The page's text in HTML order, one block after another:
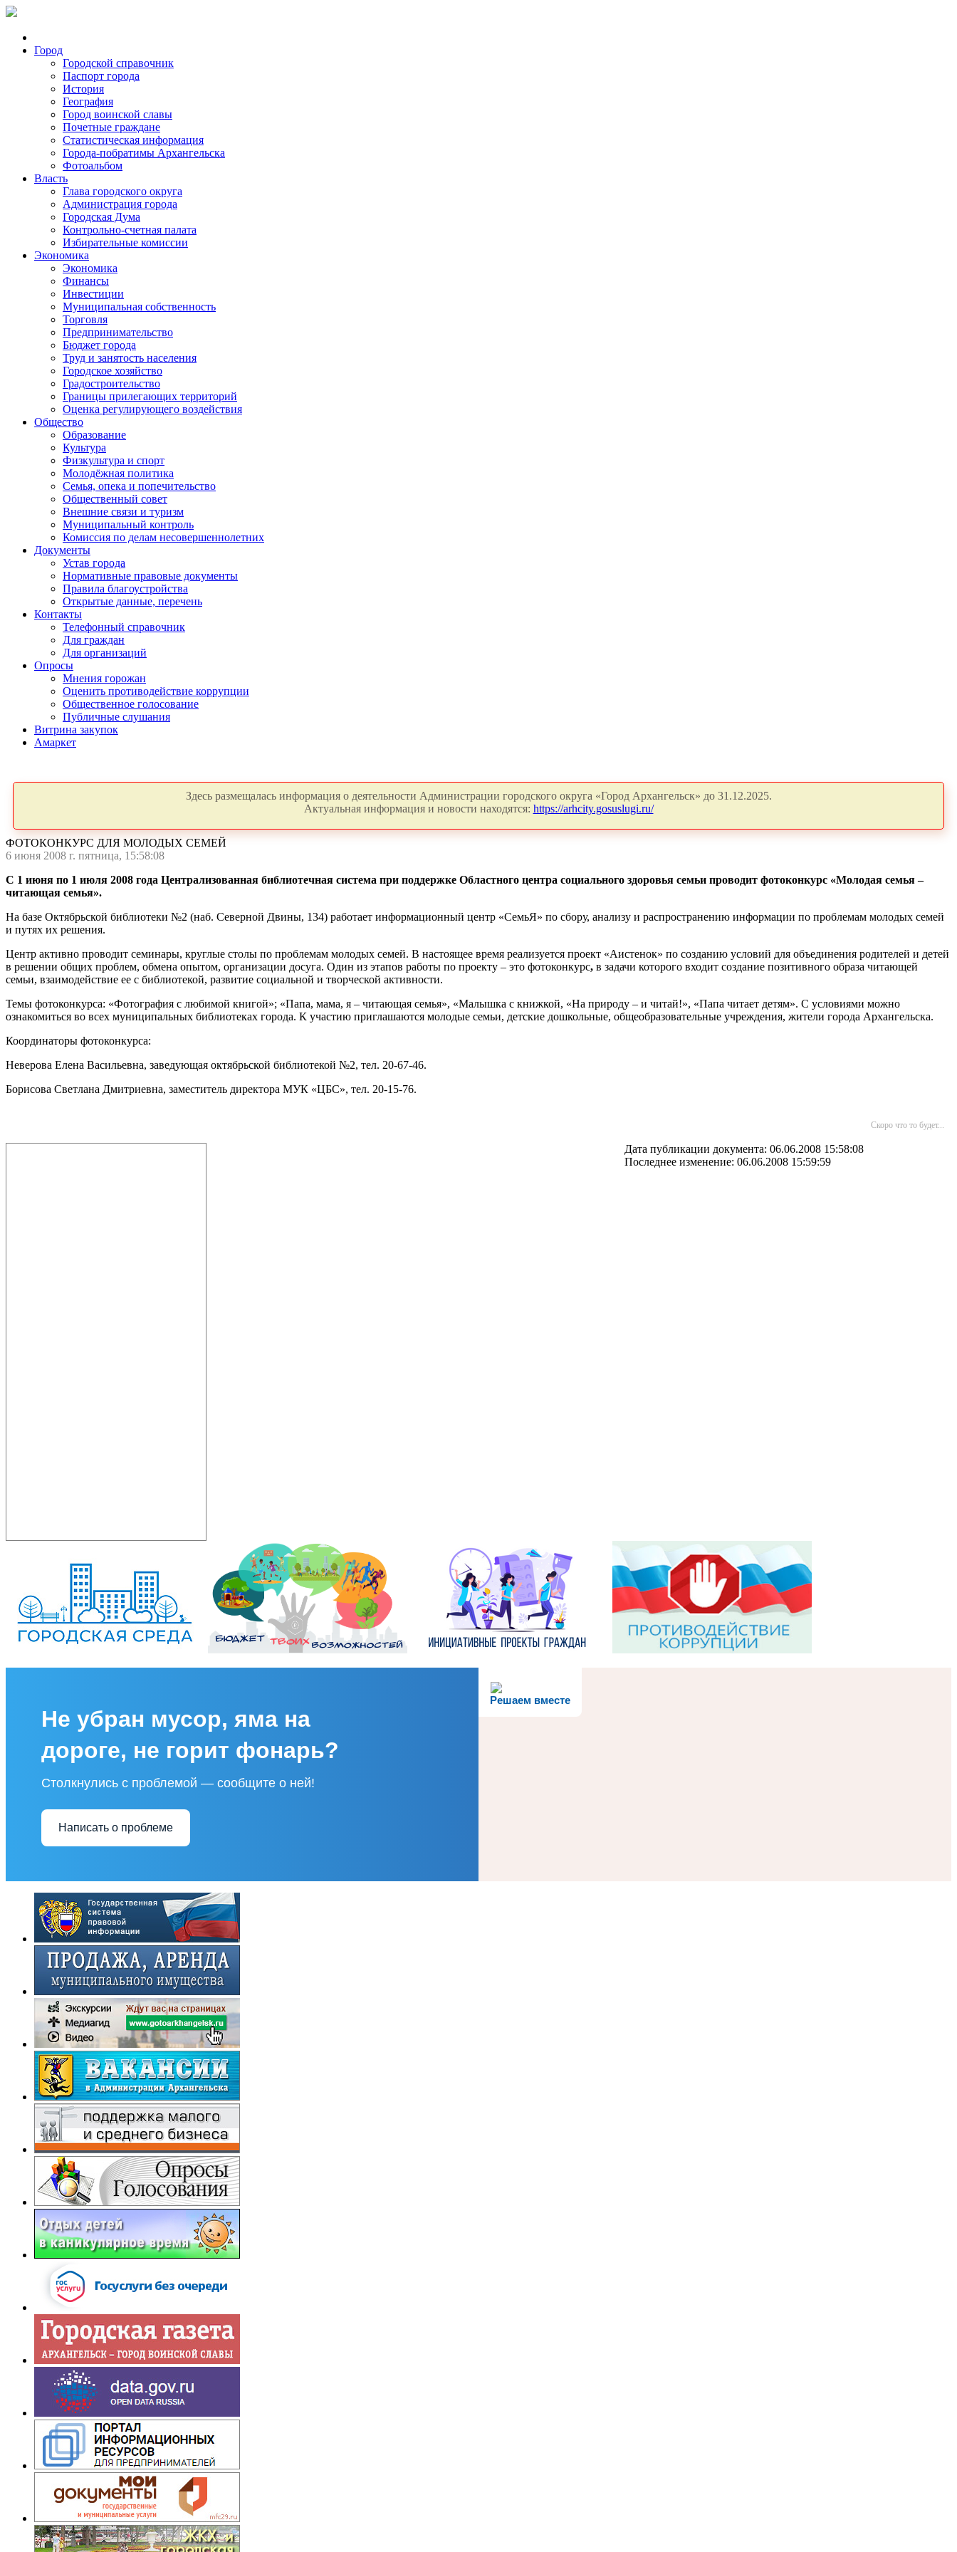
Город
Городской справочник
Паспорт города
История
География
Город воинской славы
Почетные граждане
Статистическая информация
Города-побратимы Архангельска
Фотоальбом
Власть
Глава городского округа
Администрация города
Городская Дума
Контрольно-счетная палата
Избирательные комиссии
Экономика
Экономика
Финансы
Инвестиции
Муниципальная собственность
Торговля
Предпринимательство
Бюджет города
Труд и занятость населения
Городское хозяйство
Градостроительство
Границы прилегающих территорий
Оценка регулирующего воздействия
Общество
Образование
Культура
Физкультура и спорт
Молодёжная политика
Семья, опека и попечительство
Общественный совет
Внешние связи и туризм
Муниципальный контроль
Комиссия по делам несовершеннолетних
Документы
Устав города
Нормативные правовые документы
Правила благоустройства
Открытые данные, перечень
Контакты
Телефонный справочник
Для граждан
Для организаций
Опросы
Мнения горожан
Оценить противодействие коррупции
Общественное голосование
Публичные слушания
Витрина закупок
Амаркет
Здесь размещалась информация о деятельности Администрации городского округа «Город Архангельск» до 31.12.2025.
Актуальная информация и новости находятся: https://arhcity.gosuslugi.ru/
ФОТОКОНКУРС ДЛЯ МОЛОДЫХ СЕМЕЙ
6 июня 2008 г. пятница, 15:58:08
С 1 июня по 1 июля 2008 года Централизованная библиотечная система при поддержке Областного центра социального здоровья семьи проводит фотоконкурс «Молодая семья –
читающая семья».
На базе Октябрьской библиотеки №2 (наб. Северной Двины, 134) работает информационный центр «СемьЯ» по сбору, анализу и распространению информации по проблемам молодых семей
и путях их решения.
Центр активно проводит семинары, круглые столы по проблемам молодых семей. В настоящее время реализуется проект «Аистенок» по созданию условий для объединения родителей и детей
в решении общих проблем, обмена опытом, организации досуга. Один из этапов работы по проекту – это фотоконкурс, в задачи которого входит создание позитивного образа читающей
семьи, взаимодействие ее с библиотекой, развитие социальной и творческой активности.
Темы фотоконкурса: «Фотография с любимой книгой»; «Папа, мама, я – читающая семья», «Малышка с книжкой, «На природу – и читай!», «Папа читает детям». С условиями можно
ознакомиться во всех муниципальных библиотеках города. К участию приглашаются молодые семьи, детские дошкольные, общеобразовательные учреждения, жители города Архангельска.
Координаторы фотоконкурса:
Неверова Елена Васильевна, заведующая октябрьской библиотекой №2, тел. 20-67-46.
Борисова Светлана Дмитриевна, заместитель директора МУК «ЦБС», тел. 20-15-76.
Скоро что то будет...
Дата публикации документа: 06.06.2008 15:58:08
Последнее изменение: 06.06.2008 15:59:59
Решаем вместе
Не убран мусор, яма на
дороге, не горит фонарь?
Столкнулись с проблемой — сообщите о ней!
Написать о проблеме